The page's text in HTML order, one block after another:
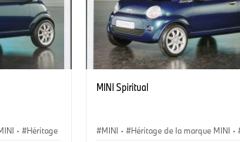
·
Héritage
MINI Spiritual
MINI · Héritage de la marque MINI ·